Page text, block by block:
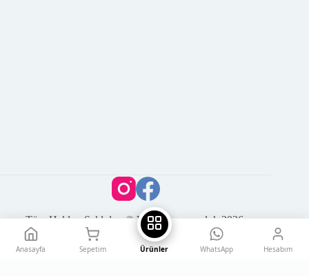
Tüm Hakları Saklıdır. © Vega Kuyumculuk 2026
Anasayfa Sepetim Ürünler WhatsApp Hesabım